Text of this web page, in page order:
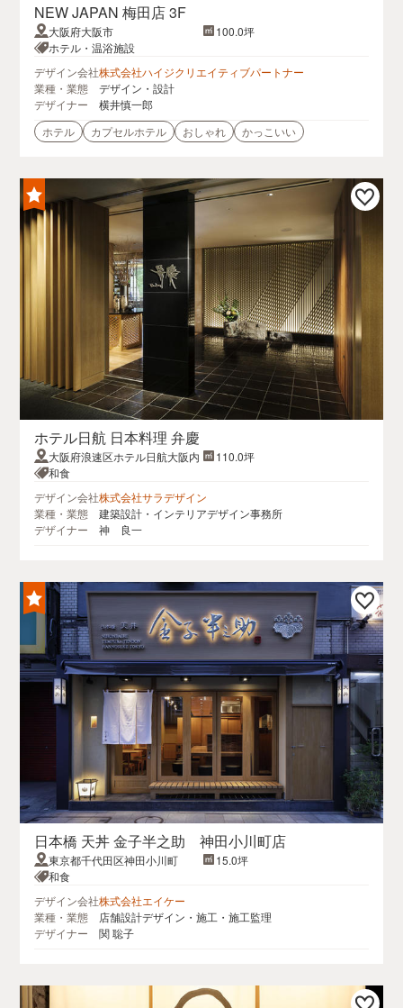
NEW JAPAN 梅田店 3F
大阪府大阪市
100.0坪
ホテル・温浴施設
デザイン会社株式会社ハイジクリエイティブパートナー
業種・業態
デザイン・設計
デザイナー
横井慎一郎
ホテル
カプセルホテル おしゃれ かっこいい
ホテル日航 日本料理 弁慶
大阪府浪速区ホテル日航大阪内
110.0坪
和食
デザイン会社株式会社サラデザイン
業種・業態
建築設計・インテリアデザイン事務所
デザイナー
神 良一
日本橋 天丼 金子半之助 神田小川町店
東京都千代田区神田小川町
15.0坪
和食
デザイン会社株式会社エイケー
業種・業態
店舗設計デザイン・施工・施工監理
デザイナー
関 聡子